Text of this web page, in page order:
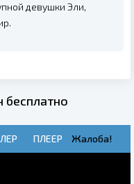
девушки Эли,
бесплатно
ПЛЕЕР Жалоба!